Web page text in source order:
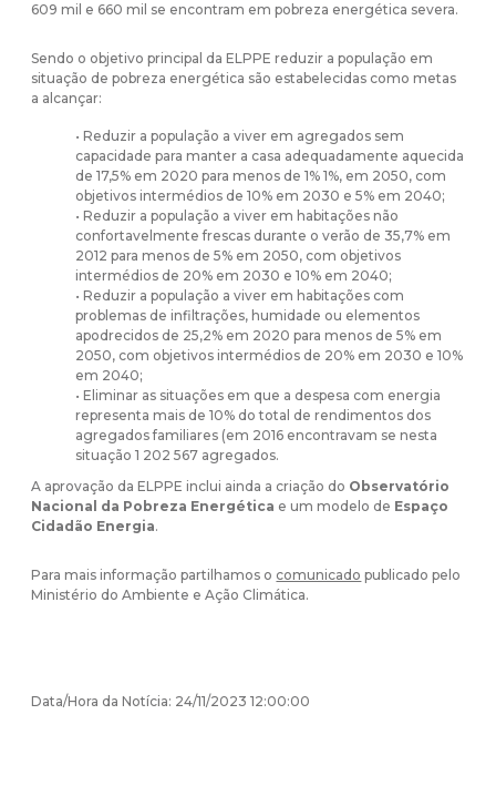
609 mil e 660 mil se encontram em pobreza energética severa.
Sendo o objetivo principal da ELPPE reduzir a população em
situação de pobreza energética são estabelecidas como metas
a alcançar:
• Reduzir a população a viver em agregados sem
capacidade para manter a casa adequadamente aquecida
de 17,5% em 2020 para menos de 1% 1%, em 2050, com
objetivos intermédios de 10% em 2030 e 5% em 2040;
• Reduzir a população a viver em habitações não
confortavelmente frescas durante o verão de 35,7% em
2012 para menos de 5% em 2050, com objetivos
intermédios de 20% em 2030 e 10% em 2040;
• Reduzir a população a viver em habitações com
problemas de infiltrações, humidade ou elementos
apodrecidos de 25,2% em 2020 para menos de 5% em
2050, com objetivos intermédios de 20% em 2030 e 10%
em 2040;
• Eliminar as situações em que a despesa com energia
representa mais de 10% do total de rendimentos dos
agregados familiares (em 2016 encontravam se nesta
situação 1 202 567 agregados.
A aprovação da ELPPE inclui ainda a criação do Observatório
Nacional da Pobreza Energética e um modelo de Espaço
Cidadão Energia.
Para mais informação partilhamos o comunicado publicado pelo
Ministério do Ambiente e Ação Climática.
Data/Hora da Notícia: 24/11/2023 12:00:00